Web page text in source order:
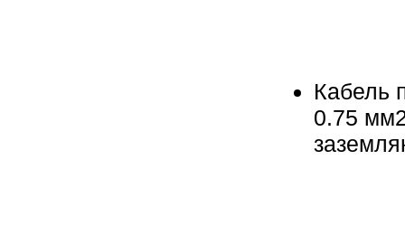
Кабель
0.75